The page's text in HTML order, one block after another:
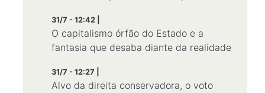
31/7 - 12:42 |
O capitalismo órfão do Estado e a
fantasia que desaba diante da realidade
31/7 - 12:27 |
Alvo da direita conservadora, o voto